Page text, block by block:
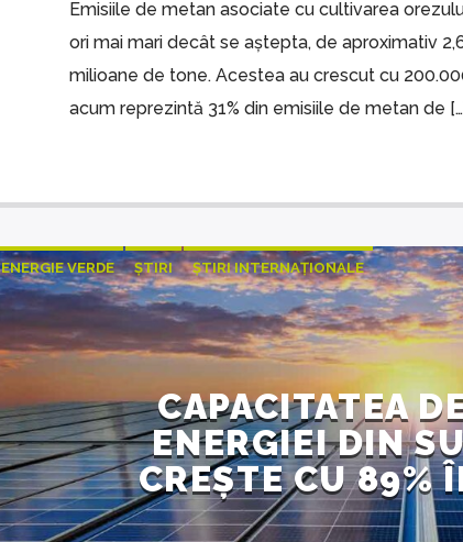
Emisiile de metan asociate cu cultivarea
ori mai mari decât se aștepta, de aproximativ
milioane de tone. Acestea au crescut cu
acum reprezintă 31% din emisiile de metan de
ENERGIE VERDE ȘTIRI ȘTIRI INTERNAȚIONALE
CAPACITATEA
ENERGIEI DIN
CREȘTE CU 89%